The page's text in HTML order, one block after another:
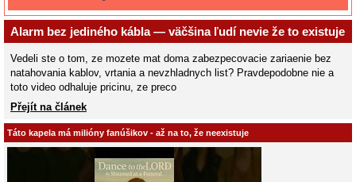
Alarm bez jediného kábla — väčšina ľudí nevie že to existuje
Vedeli ste o tom, ze mozete mat doma zabezpecovacie zariaenie bez
natahovania kablov, vrtania a nevzhladnych list? Pravdepodobne nie a
toto video odhaluje pricinu, ze preco
Přejít na článek
Táto kapela má milióny fanúšikov - až na to, že neexistuje